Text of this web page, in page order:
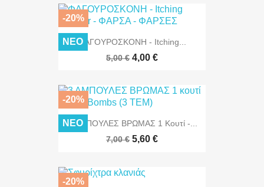
ΦΑΓΟΥΡΟΣΚΟΝΗ - Itching...
5,00 € 4,00 €
-20%
ΝΈΟ
3 ΑΜΠΟΥΛΕΣ ΒΡΩΜΑΣ 1 Κουτί -...
7,00 € 5,60 €
-20%
ΝΈΟ
-20%